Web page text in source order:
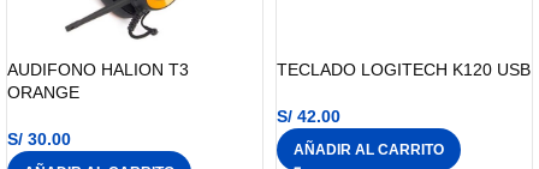
AUDIFONO HALION T3
ORANGE
S/ 30.00
TECLADO LOGITECH K120 USB
S/ 42.00
AÑADIR AL CARRITO